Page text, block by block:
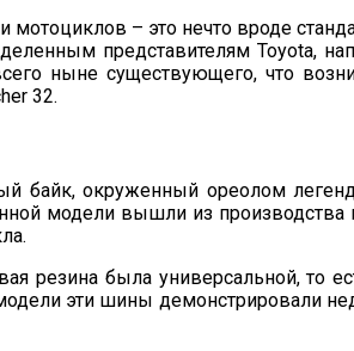
мотоциклов – это нечто вроде
представителям Toyota,
ныне существующего, что
32.
байк, окруженный ореолом
модели вышли из производства
резина была универсальной, то
эти шины демонстрировали